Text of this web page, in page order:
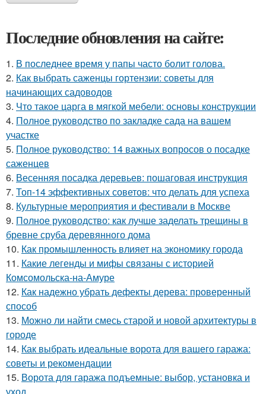
Последние обновления на сайте:
1. В последнее время у папы часто болит голова.
2. Как выбрать саженцы гортензии: советы для
начинающих садоводов
3. Что такое царга в мягкой мебели: основы конструкции
4. Полное руководство по закладке сада на вашем
участке
5. Полное руководство: 14 важных вопросов о посадке
саженцев
6. Весенняя посадка деревьев: пошаговая инструкция
7. Топ-14 эффективных советов: что делать для успеха
8. Культурные мероприятия и фестивали в Москве
9. Полное руководство: как лучше заделать трещины в
бревне сруба деревянного дома
10. Как промышленность влияет на экономику города
11. Какие легенды и мифы связаны с историей
Комсомольска-на-Амуре
12. Как надежно убрать дефекты дерева: проверенный
способ
13. Можно ли найти смесь старой и новой архитектуры в
городе
14. Как выбрать идеальные ворота для вашего гаража:
советы и рекомендации
15. Ворота для гаража подъемные: выбор, установка и